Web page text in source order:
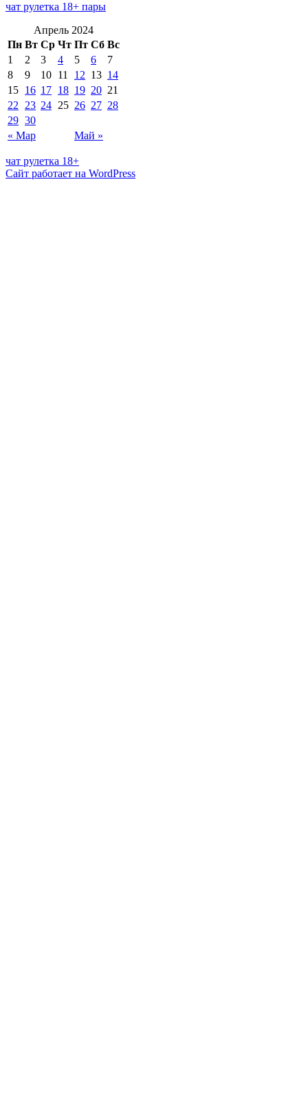
чат рулетка 18+ пары
Апрель 2024
Пн Вт Ср Чт Пт Сб Вс
« Мар Май »
1 2 3 4 5 6
7
8
9 10 11 12 13 14
15 16 17 18 19 20 21
22
23 24 25 26 27 28
29 30
чат рулетка 18+
Сайт работает на WordPress